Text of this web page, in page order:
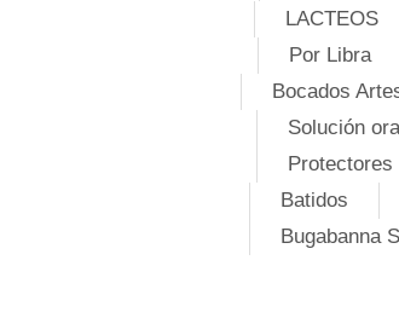
LACTEOS
Por Libra
Bocados
Solución
Protectores
Batidos
Bugabanna